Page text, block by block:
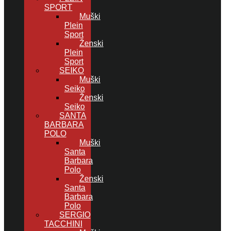
SPORT
Muški
Plein
Sport
Ženski
Plein
Sport
SEIKO
Muški
Seiko
Ženski
Seiko
SANTA
BARBARA
POLO
Muški
Santa
Barbara
Polo
Ženski
Santa
Barbara
Polo
SERGIO
TACCHINI